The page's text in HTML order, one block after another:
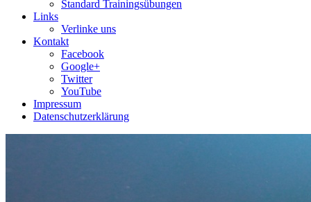
Standard Trainingsübungen
Links
Verlinke uns
Kontakt
Facebook
Google+
Twitter
YouTube
Impressum
Datenschutzerklärung
ein neues Forensystem